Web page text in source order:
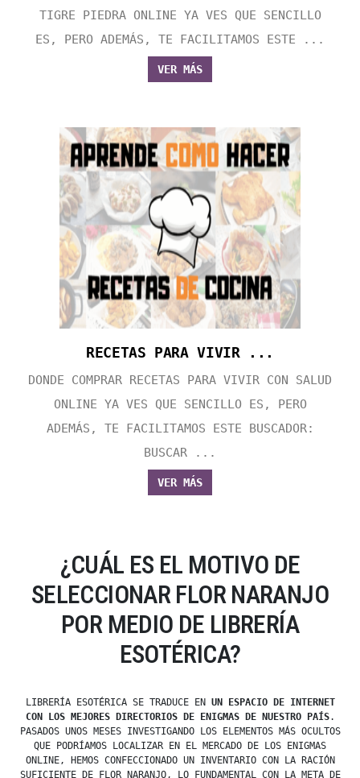
TIGRE PIEDRA ONLINE YA VES QUE SENCILLO
ES, PERO ADEMÁS, TE FACILITAMOS ESTE ...
VER MÁS
RECETAS PARA VIVIR ...
DONDE COMPRAR RECETAS PARA VIVIR CON SALUD
ONLINE YA VES QUE SENCILLO ES, PERO
ADEMÁS, TE FACILITAMOS ESTE BUSCADOR:
BUSCAR ...
VER MÁS
¿CUÁL ES EL MOTIVO DE
SELECCIONAR FLOR NARANJO
POR MEDIO DE LIBRERÍA
ESOTÉRICA?
LIBRERÍA ESOTÉRICA SE TRADUCE EN UN ESPACIO DE INTERNET
CON LOS MEJORES DIRECTORIOS DE ENIGMAS DE NUESTRO PAÍS.
PASADOS UNOS MESES INVESTIGANDO LOS ELEMENTOS MÁS OCULTOS
QUE PODRÍAMOS LOCALIZAR EN EL MERCADO DE LOS ENIGMAS
ONLINE, HEMOS CONFECCIONADO UN INVENTARIO CON LA RACIÓN
SUFICIENTE DE FLOR NARANJO, LO FUNDAMENTAL CON LA META DE